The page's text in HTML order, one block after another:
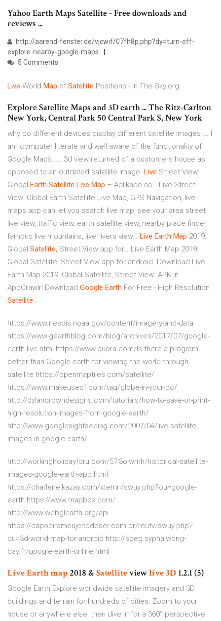
Yahoo Earth Maps Satellite - Free downloads and
reviews ...
http://aarend-fenster.de/vjcwif/07fh8p.php?dy=turn-off-
explore-nearby-google-maps
5 Comments
Live World Map ofSatellite Positions - In-The-Sky.org
Explore Satellite Maps and 3D earth ... The Ritz-Carlton
New York, Central Park 50 Central Park S, New York
why do different devices display different satellite images ... I
am computer literate and well aware of the functionality of
Google Maps. ... 3d view returned of a customers house as
opposed to an outdated satellite image. Live Street View:
Global Earth Satellite Live Map – Aplikace na… Live Street
View: Global Earth Satellite Live Map, GPS Navigation, live
maps app can let you search live map, see your area street
live view, traffic view, earth satellite view, nearby place finder,
famous live mountains, live rivers view… Live Earth Map 2019:
Global Satellite, Street View app for… Live Earth Map 2019:
Global Satellite, Street View app for android. Download Live
Earth Map 2019: Global Satellite, Street View .APK in
AppCrawlr! Download Google Earth For Free - High Resolution
Satellite…
https://www.nesdis.noaa.gov/content/imagery-and-data
https://www.gearthblog.com/blog/archives/2017/07/google-
earth-live.html https://www.quora.com/Is-there-a-program-
better-than-Google-earth-for-viewing-the-world-through-
satellite https://openmaptiles.com/satellite/
https://www.makeuseof.com/tag/globe-in-your-pc/
http://dylanbrowndesigns.com/tutorials/how-to-save-or-print-
high-resolution-images-from-google-earth/
http://www.googlesightseeing.com/2007/04/live-satellite-
images-in-google-earth/
http://workingholidayforu.com/57l3oiwmh/historical-satellite-
images-google-earth-app.html
https://charlenelkazay.com/xtemn/swuy.php?ou=google-
earth https://www.mapbox.com/
http://www.webglearth.org/api
https://capoeirameujeitodeser.com.br/rcufv/swuy.php?
ou=3d-world-map-for-android http://soeg.syphaiwong-
bay.fr/google-earth-online.html
LiveEarthmap 2018 &Satelliteviewlive3D 1.2.1 (5)
Google Earth Explore worldwide satellite imagery and 3D
buildings and terrain for hundreds of cities. Zoom to your
house or anywhere else, then dive in for a 360° perspective